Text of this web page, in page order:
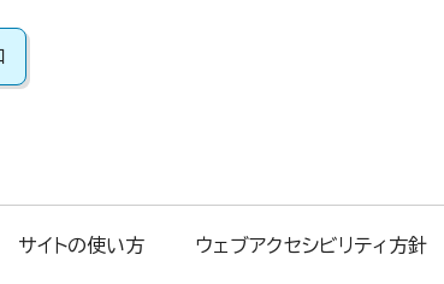
サイトの使い方 ウェブアクセシビリティ方針